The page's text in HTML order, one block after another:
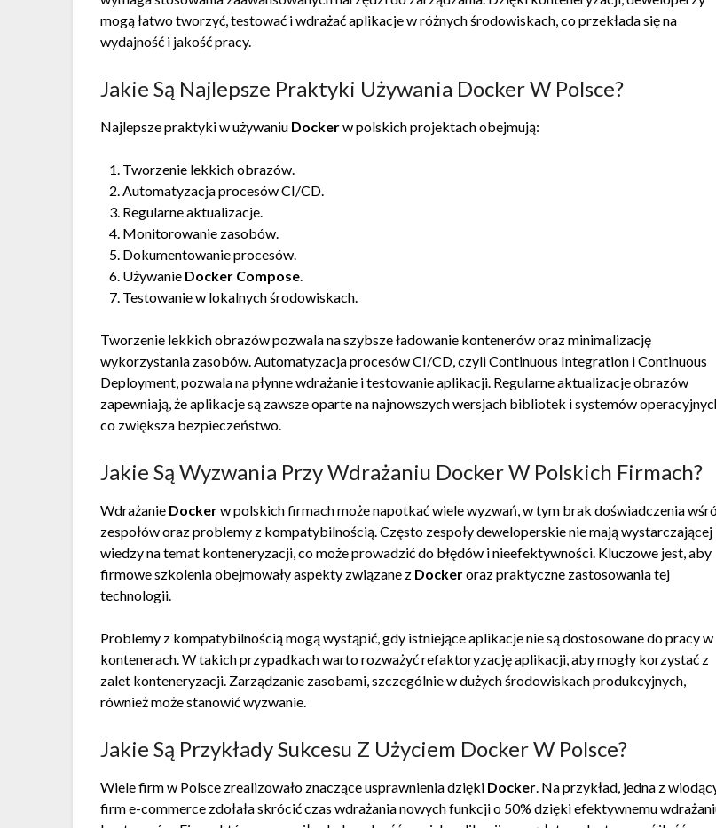
mogą łatwo tworzyć, testować i wdrażać aplikacje w różnych środowiskach, co przekłada się na
wydajność i jakość pracy.
Jakie Są Najlepsze Praktyki Używania Docker W Polsce?
Najlepsze praktyki w używaniu Dockerw polskich projektach obejmują:
Tworzenie lekkich obrazów.
Automatyzacja procesów CI/CD.
Regularne aktualizacje.
Monitorowanie zasobów.
Dokumentowanie procesów.
Używanie Docker Compose.
Testowanie w lokalnych środowiskach.
Tworzenie lekkich obrazów pozwala na szybsze ładowanie kontenerów oraz minimalizację
wykorzystania zasobów. Automatyzacja procesów CI/CD, czyli Continuous Integration i Continuous
Deployment, pozwala na płynne wdrażanie i testowanie aplikacji. Regularne aktualizacje obrazów
zapewniają, że aplikacje są zawsze oparte na najnowszych wersjach bibliotek i systemów
co zwiększa bezpieczeństwo.
Jakie Są Wyzwania Przy Wdrażaniu Docker W Polskich Firmach?
Wdrażanie Dockerw polskich firmach może napotkać wiele wyzwań, w tym brak doświadczenia
zespołów oraz problemy z kompatybilnością. Często zespoły deweloperskie nie mają wystarczającej
wiedzy na temat konteneryzacji, co może prowadzić do błędów i nieefektywności. Kluczowe jest, aby
firmowe szkolenia obejmowały aspekty związane z Dockeroraz praktyczne zastosowania tej
technologii.
Problemy z kompatybilnością mogą wystąpić, gdy istniejące aplikacje nie są dostosowane do pracy w
kontenerach. W takich przypadkach warto rozważyć refaktoryzację aplikacji, aby mogły korzystać z
zalet konteneryzacji. Zarządzanie zasobami, szczególnie w dużych środowiskach produkcyjnych,
również może stanowić wyzwanie.
Jakie Są Przykłady Sukcesu Z Użyciem Docker W Polsce?
Wiele firm w Polsce zrealizowało znaczące usprawnienia dzięki Docker. Na przykład, jedna z
firm e-commerce zdołała skrócić czas wdrażania nowych funkcji o 50% dzięki efektywnemu